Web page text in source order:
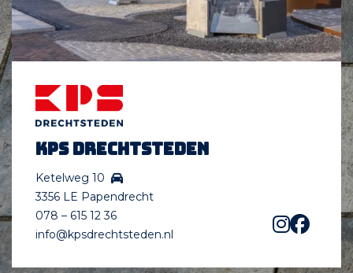
KPS Drechtsteden
Ketelweg 10
3356 LE Papendrecht
078 – 615 12 36
info@kpsdrechtsteden.nl